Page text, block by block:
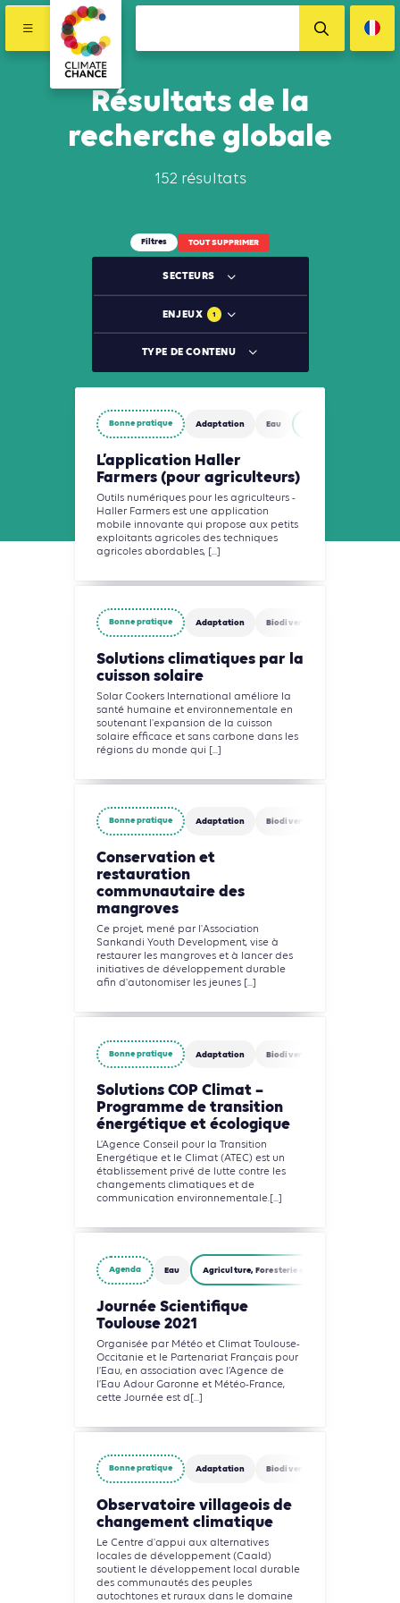
Résultats de la
recherche globale
152 résultats
Filtres TOUT SUPPRIMER
SECTEURS
ENJEUX 1
TYPE DE CONTENU
Bonne pratique Adaptation Eau
L’application Haller
Farmers (pour agriculteurs)
Outils numériques pour les agriculteurs -
Haller Farmers est une application
mobile innovante qui propose aux petits
exploitants agricoles des techniques
agricoles abordables, [...]
Bonne pratique Adaptation Biodiversité
Solutions climatiques par la
cuisson solaire
Solar Cookers International améliore la
santé humaine et environnementale en
soutenant l'expansion de la cuisson
solaire efficace et sans carbone dans les
régions du monde qui [...]
Bonne pratique Adaptation Biodiversité
Conservation et
restauration
communautaire des
mangroves
Ce projet, mené par l'Association
Sankandi Youth Development, vise à
restaurer les mangroves et à lancer des
initiatives de développement durable
afin d'autonomiser les jeunes [...]
Bonne pratique Adaptation Biodiversité
Solutions COP Climat –
Programme de transition
énergétique et écologique
L’Agence Conseil pour la Transition
Energétique et le Climat (ATEC) est un
établissement privé de lutte contre les
changements climatiques et de
communication environnementale.[...]
Agenda Eau Agriculture, Foresterie et Usages des sols
Journée Scientifique
Toulouse 2021
Organisée par Météo et Climat Toulouse-
Occitanie et le Partenariat Français pour
l’Eau, en association avec l’Agence de
l’Eau Adour Garonne et Météo-France,
cette Journée est d[...]
Bonne pratique Adaptation Biodiversité
Observatoire villageois de
changement climatique
Le Centre d'appui aux alternatives
locales de développement (Caald)
soutient le développement local durable
des communautés des peuples
autochtones et ruraux dans le domaine